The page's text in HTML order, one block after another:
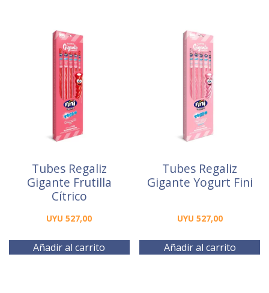
Tubes Regaliz
Gigante Frutilla
Cítrico
UYU527,00
Añadir al carrito
Tubes Regaliz
Gigante Yogurt Fini
UYU 527,00
Añadir al carrito